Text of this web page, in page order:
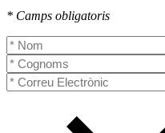
* Camps obligatoris